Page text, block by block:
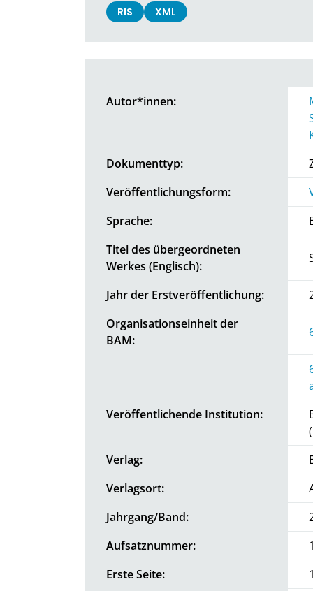
RIS XML
Autor*innen:
Dokumenttyp:
Veröffentlichungsform:
Sprache:
Titel des übergeordneten
Werkes (Englisch):
Jahr der Erstveröffentlichung:
Organisationseinheit der
BAM:
Veröffentlichende Institution:
Verlag:
Verlagsort:
Jahrgang/Band:
Aufsatznummer:
Erste Seite: